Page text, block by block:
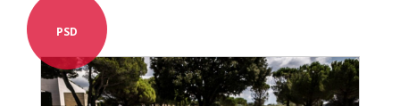
PSD